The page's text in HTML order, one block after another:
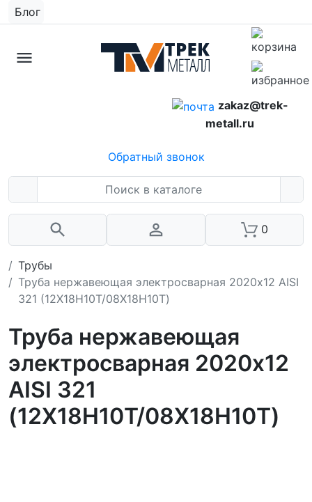
Блог
zakaz@trek-
metall.ru
Обратный звонок
0
Трубы
Труба нержавеющая электросварная 2020х12 AISI
321 (12Х18Н10Т/08Х18Н10Т)
Труба нержавеющая
электросварная 2020х12
AISI 321
(12Х18Н10Т/08Х18Н10Т)